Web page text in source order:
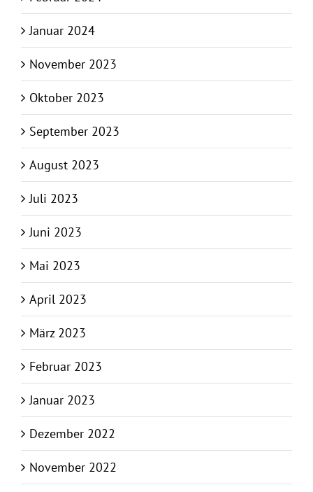
Januar 2024
November 2023
Oktober 2023
September 2023
August 2023
Juli 2023
Juni 2023
Mai 2023
April 2023
März 2023
Februar 2023
Januar 2023
Dezember 2022
November 2022